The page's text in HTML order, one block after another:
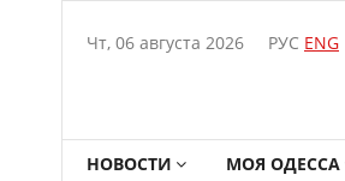
Чт, 06 августа 2026 РУС ENG
НОВОСТИ МОЯ ОДЕССА